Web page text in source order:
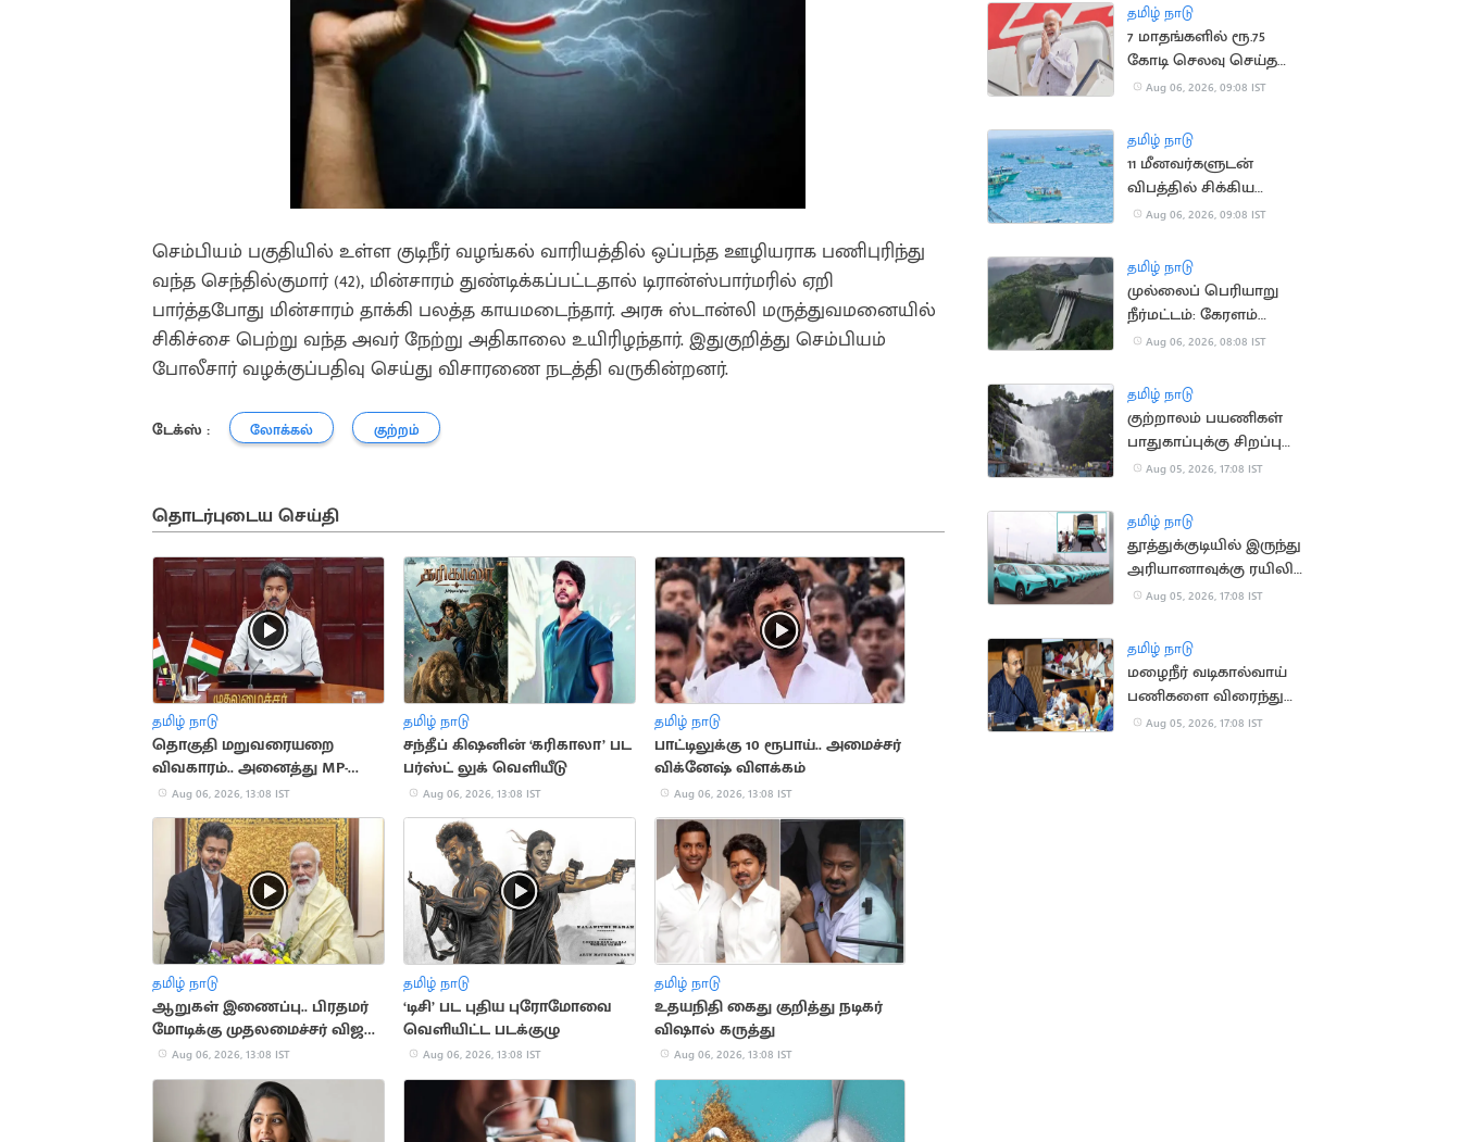
செம்பியம் பகுதியில் உள்ள குடிநீர் வழங்கல் வாரியத்தில் ஒப்பந்த ஊழியராக பணிபுரிந்து
வந்த செந்தில்குமார் (42), மின்சாரம் துண்டிக்கப்பட்டதால் டிரான்ஸ்பார்மரில் ஏறி
பார்த்தபோது மின்சாரம் தாக்கி பலத்த காயமடைந்தார். அரசு ஸ்டான்லி மருத்துவமனையில்
சிகிச்சை பெற்று வந்த அவர் நேற்று அதிகாலை உயிரிழந்தார். இதுகுறித்து செம்பியம்
போலீசார் வழக்குப்பதிவு செய்து விசாரணை நடத்தி வருகின்றனர்.
டேக்ஸ் : லோக்கல் குற்றம்
தொடர்புடைய செய்தி
தமிழ் நாடு
தொகுதி மறுவரையறை
விவகாரம்.. அனைத்து MP-
க்களுக்கும் CM விஜய்
அழைப்பு
Aug 06, 2026, 13:08 IST
தமிழ் நாடு
சந்தீப் கிஷனின் ‘கரிகாலா’ பட
பர்ஸ்ட் லுக் வெளியீடு
Aug 06, 2026, 13:08 IST
தமிழ் நாடு
பாட்டிலுக்கு 10 ரூபாய்.. அமைச்சர்
விக்னேஷ் விளக்கம்
Aug 06, 2026, 13:08 IST
தமிழ் நாடு
ஆறுகள் இணைப்பு.. பிரதமர்
மோடிக்கு முதலமைச்சர் விஜய்
கடிதம்
Aug 06, 2026, 13:08 IST
தமிழ் நாடு
‘டிசி’ பட புதிய புரோமோவை
வெளியிட்ட படக்குழு
Aug 06, 2026, 13:08 IST
தமிழ் நாடு
உதயநிதி கைது குறித்து நடிகர்
விஷால் கருத்து
Aug 06, 2026, 13:08 IST
தமிழ் நாடு
7 மாதங்களில் ரூ.75
கோடி செலவு செய்த
பிரதமர் மோடி
Aug 06, 2026, 09:08 IST
தமிழ் நாடு
11 மீனவர்களுடன்
விபத்தில் சிக்கிய
இந்திய மீனவர்களின்
Aug 06, 2026, 09:08 IST
தமிழ் நாடு
முல்லைப் பெரியாறு
நீர்மட்டம்: கேரளம்
அமைச்சர் எச்சரிக்கை
Aug 06, 2026, 08:08 IST
தமிழ் நாடு
குற்றாலம் பயணிகள்
பாதுகாப்புக்கு சிறப்பு
கண்காணிப்பு குழு
Aug 05, 2026, 17:08 IST
தமிழ் நாடு
தூத்துக்குடியில் இருந்து
அரியானாவுக்கு ரயிலில்
செல்லும் மின்சார
Aug 05, 2026, 17:08 IST
தமிழ் நாடு
மழைநீர் வடிகால்வாய்
பணிகளை விரைந்து
முடிக்க உத்தரவு
Aug 05, 2026, 17:08 IST